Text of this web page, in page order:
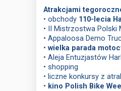
Atrakcjami
• obchody 110-lecia
• II Mistrzostwa
• Appaloosa Demo
• wielka parada
• Aleja Entuzjastów
• shopping
• liczne konkursy z
• kino Polish Bike